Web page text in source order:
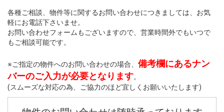
各種ご相談、物件等に関するお問い合わせにつきましては、お気
軽にお電話下さいませ。
お問い合わせフォームもございますので、営業時間外でもいつで
もご相談可能です。
※ご指定の物件へのお問い合わせの場合、 備考欄にあるナン
バーのご入力が必要となります。
(スムーズな対応の為、ご協力のほど宜しくお願いいたします)